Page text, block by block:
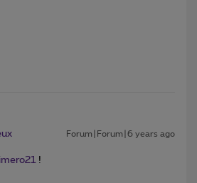
Forum|Forum|6 years ago
!